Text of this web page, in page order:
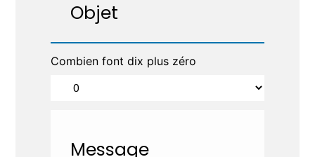
Combien font dix plus zéro